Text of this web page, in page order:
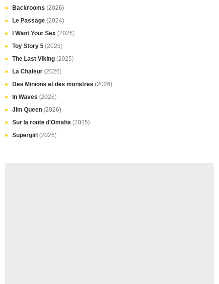
Backrooms (2026)
Le Passage (2024)
I Want Your Sex (2026)
Toy Story 5 (2026)
The Last Viking (2025)
La Chaleur (2026)
Des Minions et des monstres (2026)
In Waves (2026)
Jim Queen (2026)
Sur la route d'Omaha (2025)
Supergirl (2026)